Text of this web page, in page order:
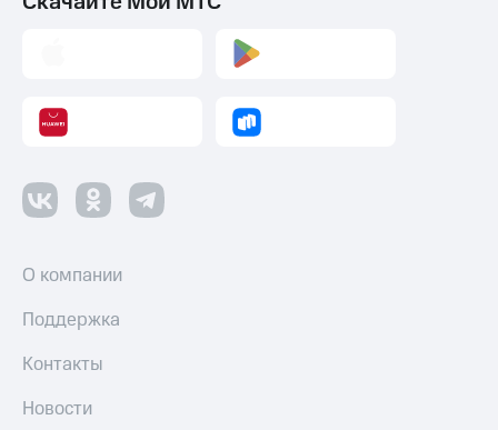
О компании
Поддержка
Контакты
Новости